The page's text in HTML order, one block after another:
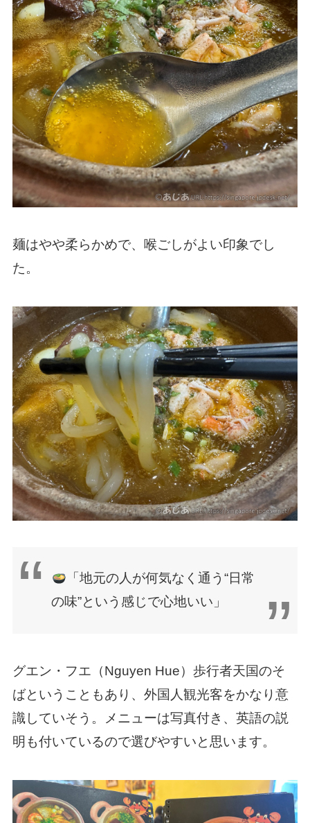
麺はやや柔らかめで、喉ごしがよい印象でし
た。
「地元の人が何気なく通う“日常
の味”という感じで心地いい」
グエン・フエ（Nguyen Hue）歩行者天国のそ
ばということもあり、外国人観光客をかなり意
識していそう。メニューは写真付き、英語の説
明も付いているので選びやすいと思います。